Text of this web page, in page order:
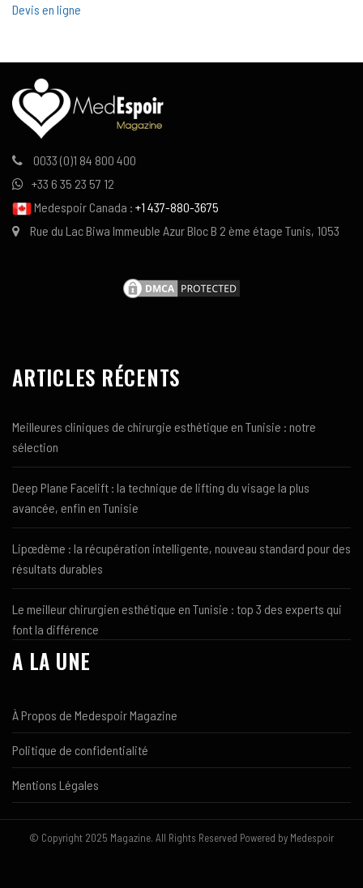
Devis en ligne
0033 (0)1 84 800 400
+33 6 35 23 57 12
Medespoir Canada : +1 437-880-3675
Rue du Lac Biwa Immeuble Azur Bloc B 2 ème étage Tunis, 1053
ARTICLES RÉCENTS
Meilleures cliniques de chirurgie esthétique en Tunisie : notre
sélection
Deep Plane Facelift : la technique de lifting du visage la plus
avancée, enfin en Tunisie
Lipœdème : la récupération intelligente, nouveau standard pour des
résultats durables
Le meilleur chirurgien esthétique en Tunisie : top 3 des experts qui
font la différence
A LA UNE
À Propos de Medespoir Magazine
Politique de confidentialité
Mentions Légales
© Copyright 2025 Magazine. All Rights Reserved Powered by Medespoir